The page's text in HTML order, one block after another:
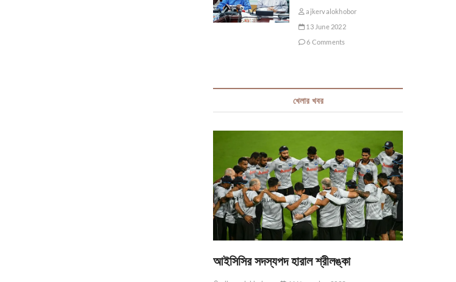
ajkervalokhobor
13 June 2022
6 Comments
খেলার খবর
আইসিসির সদস্যপদ হারাল শ্রীলঙ্কা